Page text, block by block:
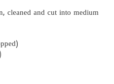
cleaned and cut into medium